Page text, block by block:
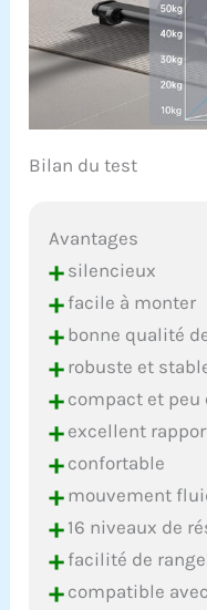
Bilan du test
Avantages
+silencieux
+facile à monter
+bonne qualité
+robuste et
+compact et peu
+excellent
+confortable
+mouvement
+16 niveaux de
+facilité de
+compatible